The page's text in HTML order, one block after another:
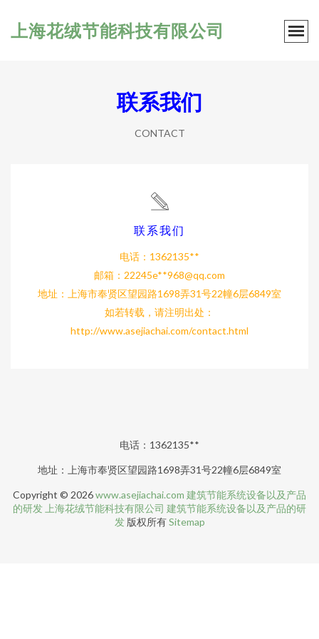
上海花绒节能科技有限公司
联系我们
CONTACT
联系我们
电话：1362135**
邮箱：22245e**968@qq.com
地址：上海市奉贤区望园路1698弄31号22幢6层6849室
如若转载，请注明出处：
http://www.asejiachai.com/contact.html
电话：1362135**
地址：上海市奉贤区望园路1698弄31号22幢6层6849室
Copyright © 2026www.asejiachai.com 建筑节能系统设备以及产品
的研发 上海花绒节能科技有限公司 建筑节能系统设备以及产品的研
发版权所有Sitemap